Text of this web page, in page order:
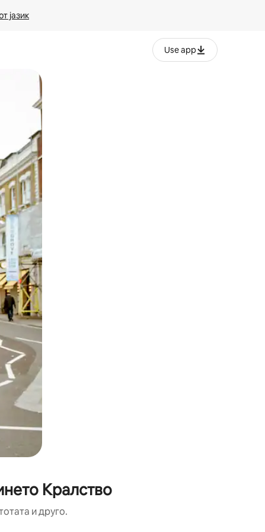
јазик
Use app
или со лизгање.
Кралство
и друго.